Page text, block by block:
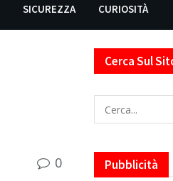
SICUREZZA CURIOSITÀ
0
Cerca Sul
Pubblicità